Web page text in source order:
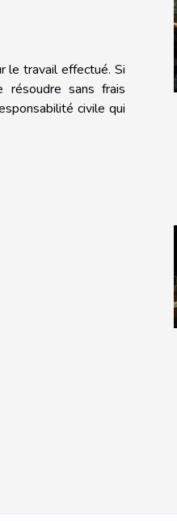
le travail effectué. Si
sans frais
civile qui